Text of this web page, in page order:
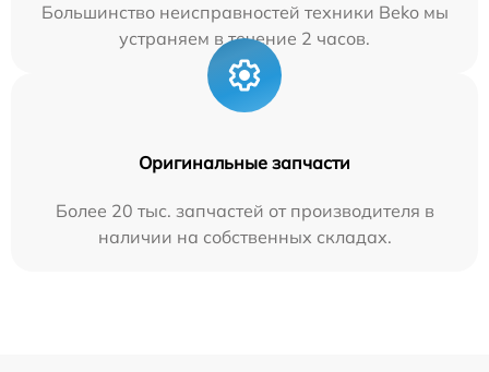
Большинство неисправностей техники Beko мы
устраняем в течение 2 часов.
Оригинальные запчасти
Более 20 тыс. запчастей от производителя в
наличии на собственных складах.